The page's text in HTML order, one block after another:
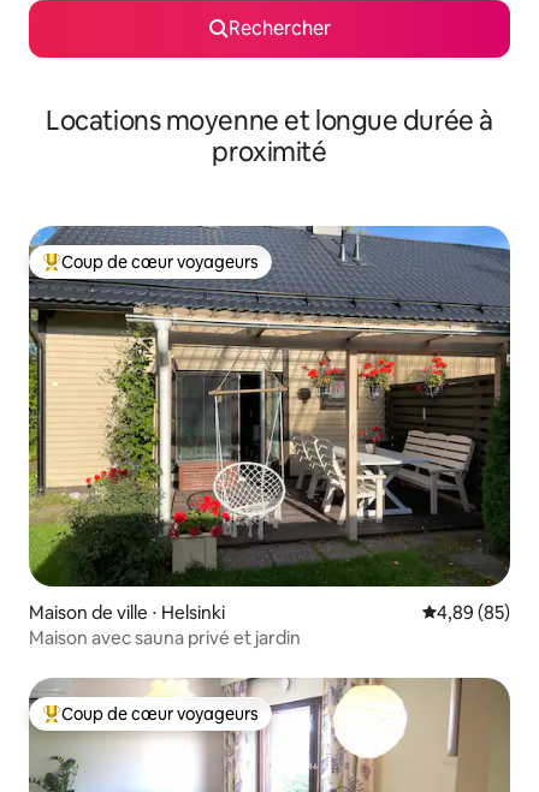
Rechercher
Locations moyenne et longue durée à
proximité
Coups de cœur voyageurs les plus appréciés
Coup de cœur voyageurs
Maison de ville ⋅ Helsinki Évaluation
4,89 (85)
Maison avec sauna privé et jardin
Coups de cœur voyageurs les plus appréciés
Coup de cœur voyageurs